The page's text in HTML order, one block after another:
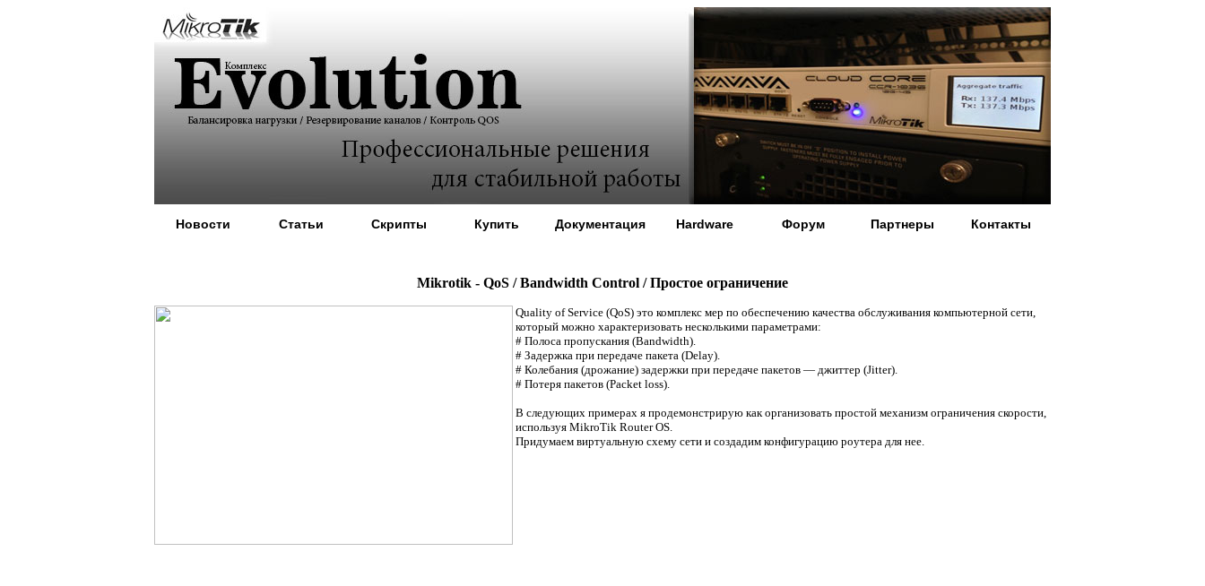
Новости Статьи Скрипты Купить Документация Hardware Форум Партнеры Контакты
Mikrotik - QoS / Bandwidth Control / Простое ограничение
Quality of Service (QoS) это комплекс мер по обеспечению качества обслуживания компьютерной сети,
который можно характеризовать несколькими параметрами:
# Полоса пропускания (Bandwidth).
# Задержка при передаче пакета (Delay).
# Колебания (дрожание) задержки при передаче пакетов — джиттер (Jitter).
# Потеря пакетов (Packet loss).
В следующих примерах я продемонстрирую как организовать простой механизм ограничения скорости,
используя MikroTik Router OS.
Придумаем виртуальную схему сети и создадим конфигурацию роутера для нее.